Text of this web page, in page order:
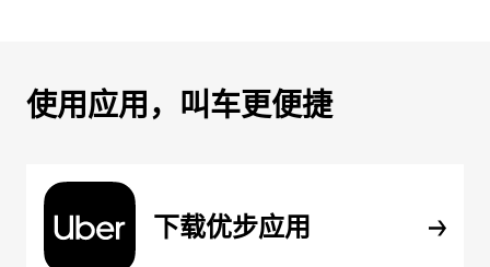
使用应用，叫车更便捷
下载优步应用